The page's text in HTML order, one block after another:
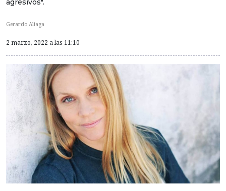
agresivos".
Gerardo Aliaga
2 marzo, 2022 a las 11:10